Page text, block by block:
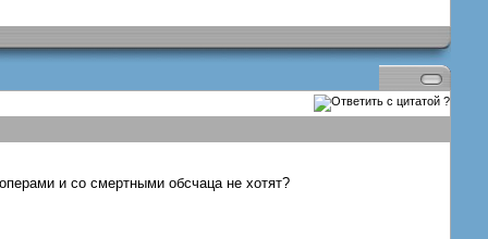
?
и со смертными обсчаца не хотят?